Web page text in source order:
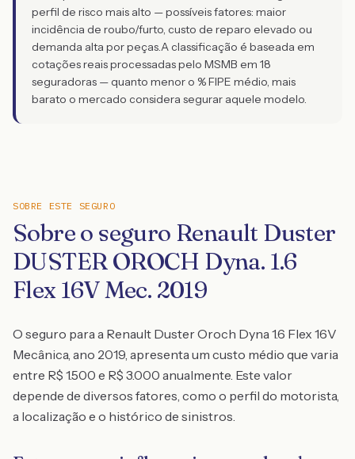
perfil de risco mais alto — possíveis fatores: maior
incidência de roubo/furto, custo de reparo elevado ou
demanda alta por peças.A classificação é baseada em
cotações reais processadas pelo MSMB em 18
seguradoras — quanto menor o % FIPE médio, mais
barato o mercado considera segurar aquele modelo.
SOBRE ESTE SEGURO
Sobre o seguro Renault Duster
DUSTER OROCH Dyna. 1.6
Flex 16V Mec. 2019
O seguro para a Renault Duster Oroch Dyna 1.6 Flex 16V
Mecânica, ano 2019, apresenta um custo médio que varia
entre R$ 1.500 e R$ 3.000 anualmente. Este valor
depende de diversos fatores, como o perfil do motorista,
a localização e o histórico de sinistros.